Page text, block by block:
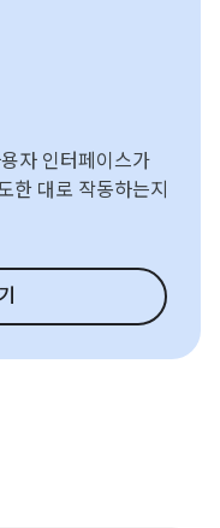
자 인터페이스가
한 대로 작동하는지